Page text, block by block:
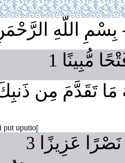
اللّهِ
مُّبِينًا 1
مَا تَقَدَّمَ مِن
put uputio
عَزِيزًا 3